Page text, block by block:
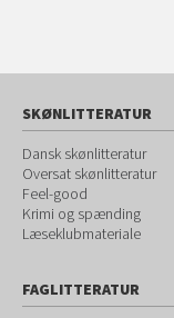
SKØNLITTERATUR
Dansk skønlitteratur
Oversat skønlitteratur
Feel-good
Krimi og spænding
Læseklubmateriale
FAGLITTERATUR